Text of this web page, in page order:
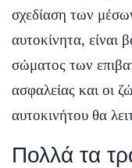
σχεδίαση των
αυτοκίνητα, είναι
σώματος των
ασφαλείας και οι
αυτοκινήτου θα
Πολλά τα